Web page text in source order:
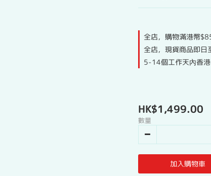
全店，購物滿港幣
全店，現貨商品即日
5-14個工作天內香
HK$1,499.00
數量
加入購物車